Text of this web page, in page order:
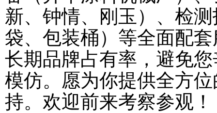
新、钟情、刚玉）、检
袋、包装桶）等全面配
长期品牌占有率，避免
模仿。愿为你提供全方
持。欢迎前来考察参观！